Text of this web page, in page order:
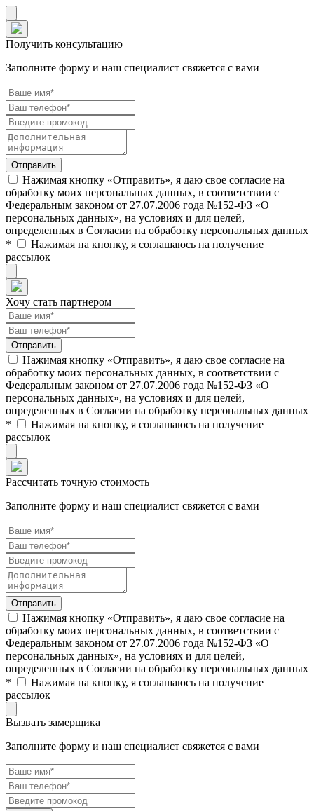
Получить консультацию
Заполните форму и наш специалист свяжется с вами
Нажимая кнопку «Отправить», я даю свое согласие на
обработку моих персональных данных, в соответствии с
Федеральным законом от 27.07.2006 года №152-ФЗ «О
персональных данных», на условиях и для целей,
определенных в Согласии на обработку персональных данных
*
Нажимая на кнопку, я соглашаюсь на получение
рассылок
Хочу стать партнером
Нажимая кнопку «Отправить», я даю свое согласие на
обработку моих персональных данных, в соответствии с
Федеральным законом от 27.07.2006 года №152-ФЗ «О
персональных данных», на условиях и для целей,
определенных в Согласии на обработку персональных данных
*
Нажимая на кнопку, я соглашаюсь на получение
рассылок
Рассчитать точную стоимость
Заполните форму и наш специалист свяжется с вами
Нажимая кнопку «Отправить», я даю свое согласие на
обработку моих персональных данных, в соответствии с
Федеральным законом от 27.07.2006 года №152-ФЗ «О
персональных данных», на условиях и для целей,
определенных в Согласии на обработку персональных данных
*
Нажимая на кнопку, я соглашаюсь на получение
рассылок
Вызвать замерщика
Заполните форму и наш специалист свяжется с вами